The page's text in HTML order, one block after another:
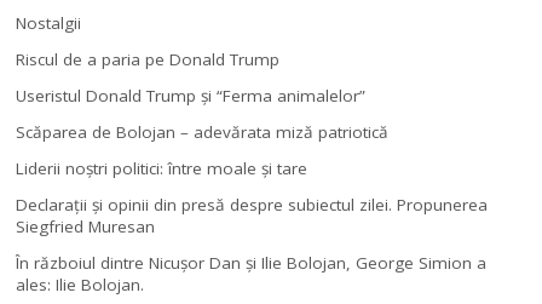
Nostalgii
Riscul de a paria pe Donald Trump
Useristul Donald Trump şi “Ferma animalelor”
Scăparea de Bolojan – adevărata miză patriotică
Liderii noştri politici: între moale şi tare
Declaraţii şi opinii din presă despre subiectul zilei. Propunerea
Siegfried Muresan
În războiul dintre Nicuşor Dan şi Ilie Bolojan, George Simion a
ales: Ilie Bolojan.